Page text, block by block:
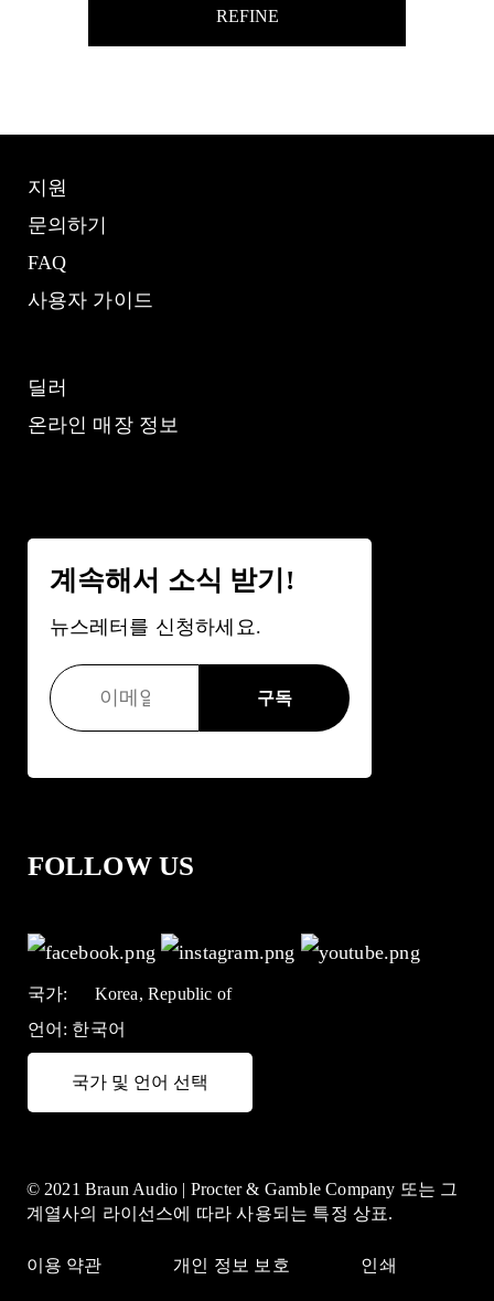
REFINE
지원
문의하기
FAQ
사용자 가이드
딜러
온라인 매장 정보
계속해서 소식 받기!
뉴스레터를 신청하세요.
FOLLOW US
국가:
Korea, Republic of
언어: 한국어
국가 및 언어 선택
© 2021 Braun Audio | Procter & Gamble Company 또는 그
계열사의 라이선스에 따라 사용되는 특정 상표.
이용 약관 개인 정보 보호 인쇄